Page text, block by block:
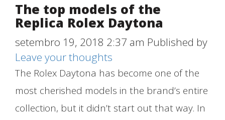
The top models of the
Replica Rolex Daytona
setembro 19, 2018 2:37 am Published by
Leave your thoughts
The Rolex Daytona has become one of the
most cherished models in the brand’s entire
collection, but it didn’t start out that way. In